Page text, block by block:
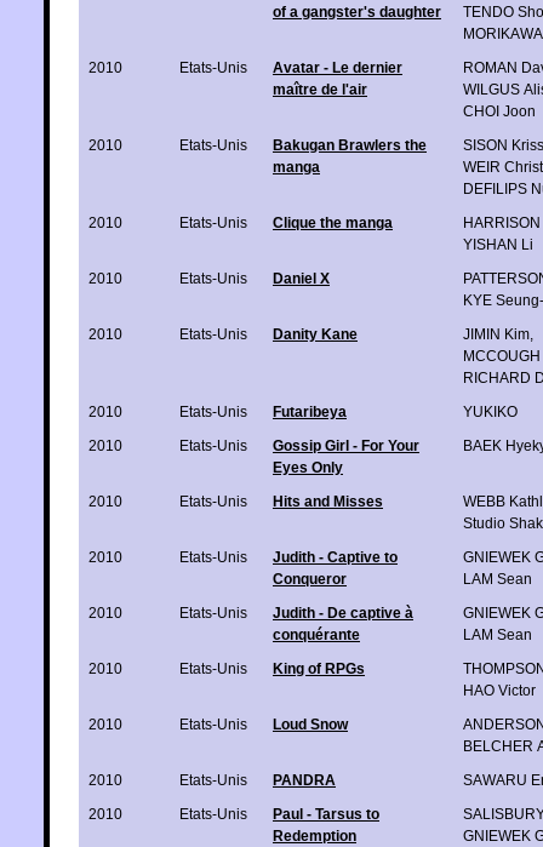
of a gangster's daughter
TENDO
2010
Etats-Unis
Avatar - Le dernier
maître de l'air
ROMAN
WILGUS
CHOI Joon
2010
Etats-Unis
Bakugan Brawlers the
manga
SISON Kriss
WEIR
DEFILIPS
2010
Etats-Unis Clique the manga
YISHAN Li
2010
Etats-Unis Daniel X
KYE
2010
Etats-Unis Danity Kane JIMIN Kim
RICHARD
2010
Etats-Unis Futaribeya
YUKIKO
2010
Etats-Unis
Gossip Girl - For Your
Eyes Only
BAEK
2010 Etats-Unis Hits and Misses
WEBB
Studio
2010
Etats-Unis
Judith - Captive to
Conqueror
GNIEWEK
LAM Sean
2010
Etats-Unis
Judith - De captive à
conquérante
GNIEWEK
LAM Sean
2010
Etats-Unis King of RPGs
HAO Victor
2010
Etats-Unis Loud Snow
BELCHER
2010
Etats-Unis PANDRA
SAWARU
2010
Etats-Unis
Paul - Tarsus to
Redemption
GNIEWEK